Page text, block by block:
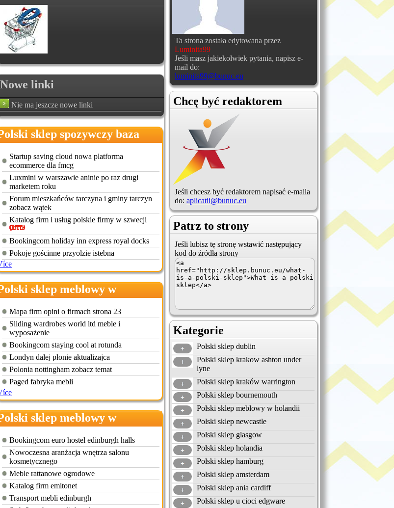
Nowe linki
Nie ma jeszcze nowe linki
sklep spozywczy baza
Startup saving cloud nowa platforma
ecommerce dla fmcg
Luxmini w warszawie aninie po raz drugi
marketem roku
Forum mieszkańców tarczyna i gminy tarczyn
zobacz wątek
Katalog firm i usług polskie firmy w szwecji
Bookingcom holiday inn express royal docks
Pokoje gościnne przyolzie istebna
sklep meblowy w
Mapa firm opini o firmach strona 23
Sliding wardrobes world ltd meble i
wyposażenie
Bookingcom staying cool at rotunda
Londyn dalej płonie aktualizajca
Polonia nottingham zobacz temat
Paged fabryka mebli
sklep meblowy w
Bookingcom euro hostel edinburgh halls
Nowoczesna aranżacja wnętrza salonu
kosmetycznego
Meble rattanowe ogrodowe
Katalog firm emitonet
Transport mebli edinburgh
Ta strona została edytowana przez
Luminita99
Jeśli masz jakiekolwiek pytania, napisz e-
mail do:
luminita99@bunuc.eu
Chcę być redaktorem
Jeśli chcesz być redaktorem napisać e-maila
do: aplicatii@bunuc.eu
Patrz to strony
Jeśli lubisz tę stronę wstawić następujący
kod do źródła strony
Kategorie
Polski sklep dublin
Polski sklep krakow ashton under
lyne
Polski sklep kraków warrington
Polski sklep bournemouth
Polski sklep meblowy w holandii
Polski sklep newcastle
Polski sklep glasgow
Polski sklep holandia
Polski sklep hamburg
Polski sklep amsterdam
Polski sklep ania cardiff
Polski sklep u cioci edgware